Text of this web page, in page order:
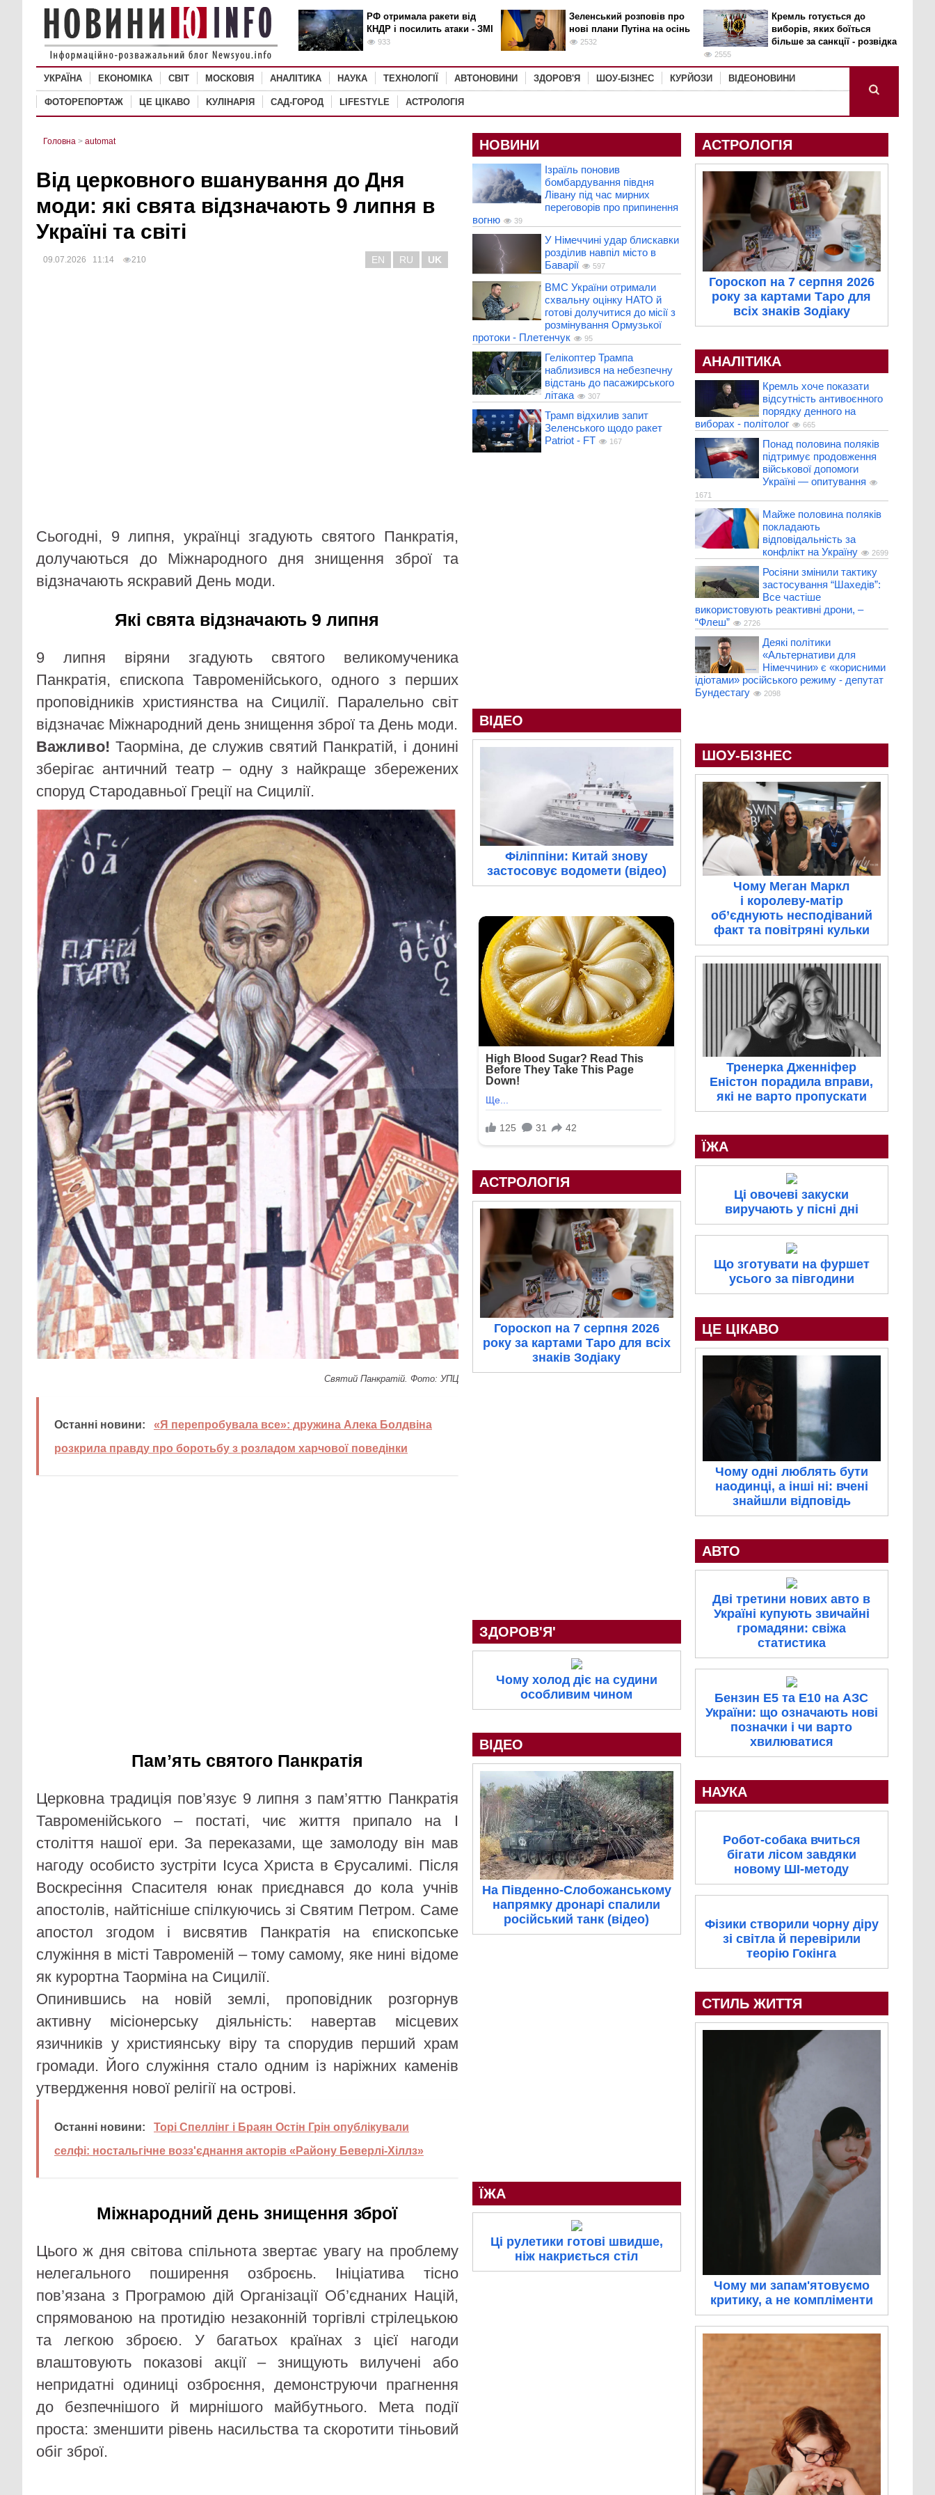
РФ отримала ракети від
КНДР і посилить атаки - ЗМІ
933
Зеленський розповів про
нові плани Путіна на осінь
2532
Кремль готується до
виборів, яких боїться
більше за санкції - розвідка
2555
УКРАЇНА ЕКОНОМІКА СВІТ MОСКОВІЯ АНАЛІТИКА НАУКА ТЕХНОЛОГІЇ АВТОНОВИНИ ЗДОРОВ'Я ШОУ-БІЗНЕС КУРЙОЗИ ВІДЕОНОВИНИ
ФОТОРЕПОРТАЖ ЦЕ ЦІКАВО KУЛІНАРІЯ САД-ГОРОД LIFESTYLE АСТРОЛОГІЯ
Головна > automat
Від церковного вшанування до Дня
моди: які свята відзначають 9 липня в
Україні та світі
09.07.2026 11:14 210 EN RU UK
Сьогодні, 9 липня, українці згадують святого Панкратія,
долучаються до Міжнародного дня знищення зброї та
відзначають яскравий День моди.
Які свята відзначають 9 липня
9 липня віряни згадують святого великомученика
Панкратія, єпископа Тавроменійського, одного з перших
проповідників християнства на Сицилії. Паралельно світ
відзначає Міжнародний день знищення зброї та День моди.
Важливо!Таорміна, де служив святий Панкратій, і донині
зберігає античний театр – одну з найкраще збережених
споруд Стародавньої Греції на Сицилії.
Святий Панкратій. Фото: УПЦ
Останні новини:
«Я перепробувала все»: дружина Алека Болдвіна
розкрила правду про боротьбу з розладом харчової поведінки
Памʼять святого Панкратія
Церковна традиція пов’язує 9 липня з пам’яттю Панкратія
Тавроменійського – постаті, чиє життя припало на I
століття нашої ери. За переказами, ще замолоду він мав
нагоду особисто зустріти Ісуса Христа в Єрусалимі. Після
Воскресіння Спасителя юнак приєднався до кола учнів
апостолів, найтісніше спілкуючись зі Святим Петром. Саме
апостол згодом і висвятив Панкратія на єпископське
служіння в місті Тавроменій – тому самому, яке нині відоме
як курортна Таорміна на Сицилії.
Опинившись на новій землі, проповідник розгорнув
активну місіонерську діяльність: навертав місцевих
язичників у християнську віру та спорудив перший храм
громади. Його служіння стало одним із наріжних каменів
утвердження нової релігії на острові.
Останні новини:
Торі Спеллінг і Браян Остін Грін опублікували
селфі: ностальгічне возз'єднання акторів «Району Беверлі-Хіллз»
Міжнародний день знищення зброї
Цього ж дня світова спільнота звертає увагу на проблему
нелегального поширення озброєнь. Ініціатива тісно
пов’язана з Програмою дій Організації Об’єднаних Націй,
спрямованою на протидію незаконній торгівлі стрілецькою
та легкою зброєю. У багатьох країнах з цієї нагоди
влаштовують показові акції – знищують вилучені або
непридатні одиниці озброєння, демонструючи прагнення
до безпечнішого й мирнішого майбутнього. Мета події
проста: зменшити рівень насильства та скоротити тіньовий
обіг зброї.
НОВИНИ
Ізраїль поновив
бомбардування півдня
Лівану під час мирних
переговорів про припинення
вогню
39
У Німеччині удар блискавки
розділив навпіл місто в
Баварії
597
ВМС України отримали
схвальну оцінку НАТО й
готові долучитися до місії з
розмінування Ормузької
протоки - Плетенчук
95
Гелікоптер Трампа
наблизився на небезпечну
відстань до пасажирського
літака
307
Трамп відхилив запит
Зеленського щодо ракет
Patriot - FT
167
ВІДЕО
Філіппіни: Китай знову
застосовує водомети (відео)
АСТРОЛОГІЯ
Гороскоп на 7 серпня 2026
року за картами Таро для всіх
знаків Зодіаку
ЗДОРОВ'Я'
Чому холод діє на судини
особливим чином
ВІДЕО
На Південно-Слобожанському
напрямку дронарі спалили
російський танк (відео)
ЇЖА
Ці рулетики готові швидше,
ніж накриється стіл
АСТРОЛОГІЯ
Гороскоп на 7 серпня 2026
року за картами Таро для
всіх знаків Зодіаку
АНАЛІТИКА
Кремль хоче показати
відсутність антивоєнного
порядку денного на
виборах - політолог
665
Понад половина поляків
підтримує продовження
військової допомоги
Україні — опитування
1671
Майже половина поляків
покладають
відповідальність за
конфлікт на Україну
2699
Росіяни змінили тактику
застосування “Шахедів”:
Все частіше
використовують реактивні дрони, –
“Флеш”
2726
Деякі політики
«Альтернативи для
Німеччини» є «корисними
ідіотами» російського режиму - депутат
Бундестагу
2098
ШОУ-БІЗНЕС
Чому Меган Маркл
і королеву-матір
об’єднують несподіваний
факт та повітряні кульки
Тренерка Дженніфер
Еністон порадила вправи,
які не варто пропускати
ЇЖА
Ці овочеві закуски
виручають у пісні дні
Що зготувати на фуршет
усього за півгодини
ЦЕ ЦІКАВО
Чому одні люблять бути
наодинці, а інші ні: вчені
знайшли відповідь
АВТО
Дві третини нових авто в
Україні купують звичайні
громадяни: свіжа
статистика
Бензин E5 та E10 на АЗС
України: що означають нові
позначки і чи варто
хвилюватися
НАУКА
Робот-собака вчиться
бігати лісом завдяки
новому ШІ-методу
Фізики створили чорну діру
зі світла й перевірили
теорію Гокінга
СТИЛЬ ЖИТТЯ
Чому ми запам'ятовуємо
критику, а не компліменти